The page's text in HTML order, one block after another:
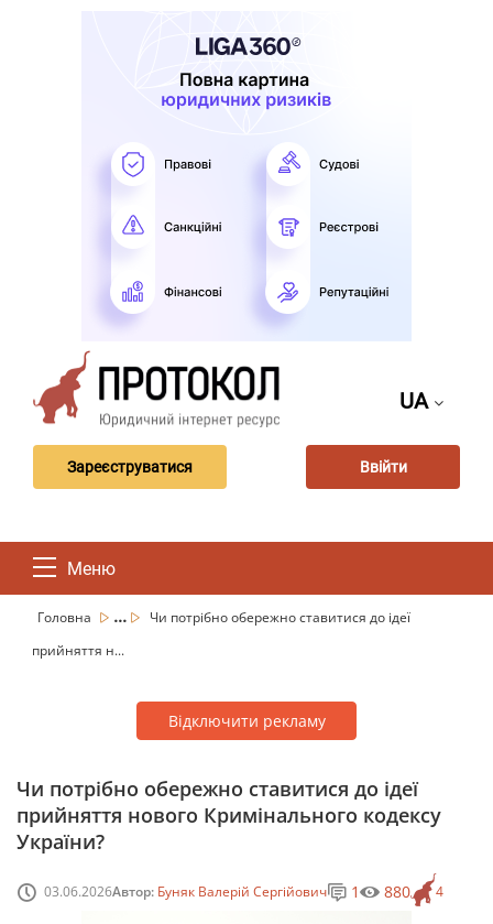
UA
Зареєструватися Ввійти
Меню
Головна ...
Чи потрібно обережно ставитися до ідеї
прийняття н...
Відключити рекламу
Чи потрібно обережно ставитися до ідеї
прийняття нового Кримінального кодексу
України?
03.06.2026Автор: Буняк Валерій Сергійович 4
1 880